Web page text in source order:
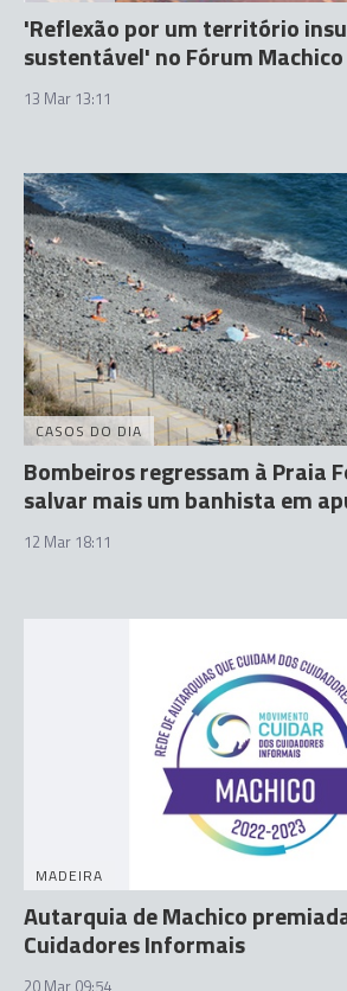
'Reflexão por um território
sustentável' no Fórum Machico
13 Mar 13:11
CASOS DO DIA
Bombeiros regressam à Praia
salvar mais um banhista em
12 Mar 18:11
MADEIRA
Autarquia de Machico
Cuidadores Informais
20 Mar 09:54